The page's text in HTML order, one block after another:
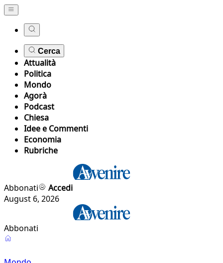
Cerca
Attualità
Politica
Mondo
Agorà
Podcast
Chiesa
Idee e Commenti
Economia
Rubriche
Abbonati
Accedi
August 6, 2026
Abbonati